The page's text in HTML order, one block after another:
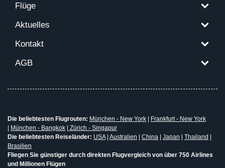
Flüge
Aktuelles
Kontakt
AGB
Die beliebtesten Flugrouten: München - New York
Frankfurt - New York
München - Bangkok
Zürich - Singapur
Die beliebtesten Reiseländer: USA| Australien China Japan Thailand
Brasilien
Fliegen Sie günstiger durch direkten Flugvergleich von über 750 Airlines
und Millionen Flügen